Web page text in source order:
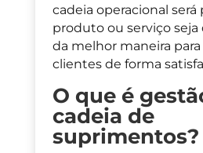
cadeia operacional será
produto ou serviço
da melhor maneira
clientes de forma
O que é
cadeia de
suprimentos?